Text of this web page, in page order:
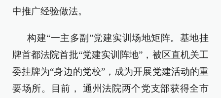
中推广经验做法。
构建“一主多副”党建实训场地矩阵。基地挂
牌首都法院首批“党建实训阵地”，被区直机关工
委挂牌为“身边的党校”，成为开展党建活动的重
要场所。目前， 通州法院两个党支部获得全市